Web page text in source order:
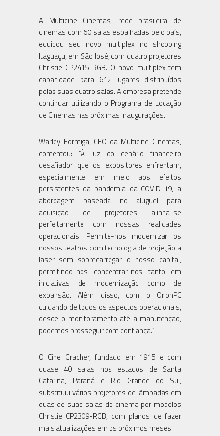
A Multicine Cinemas, rede brasileira de
cinemas com 60 salas espalhadas pelo país,
equipou seu novo multiplex no shopping
Itaguaçu, em São José, com quatro projetores
Christie CP2415-RGB. O novo multiplex tem
capacidade para 612 lugares distribuídos
pelas suas quatro salas. A empresa pretende
continuar utilizando o Programa de Locação
de Cinemas nas próximas inaugurações.
Warley Formiga, CEO da Multicine Cinemas,
comentou: “À luz do cenário financeiro
desafiador que os expositores enfrentam,
especialmente em meio aos efeitos
persistentes da pandemia da COVID-19, a
abordagem baseada no aluguel para
aquisição de projetores alinha-se
perfeitamente com nossas realidades
operacionais. Permite-nos modernizar os
nossos teatros com tecnologia de projeção a
laser sem sobrecarregar o nosso capital,
permitindo-nos concentrar-nos tanto em
iniciativas de modernização como de
expansão. Além disso, com o OrionPC
cuidando de todos os aspectos operacionais,
desde o monitoramento até a manutenção,
podemos prosseguir com confiança.”
O Cine Gracher, fundado em 1915 e com
quase 40 salas nos estados de Santa
Catarina, Paraná e Rio Grande do Sul,
substituiu vários projetores de lâmpadas em
duas de suas salas de cinema por modelos
Christie CP2309-RGB, com planos de fazer
mais atualizações em os próximos meses.